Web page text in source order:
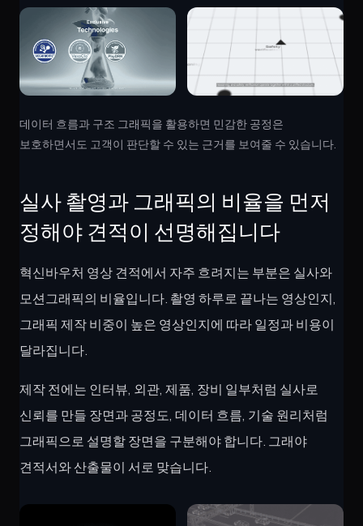
데이터 흐름과 구조 그래픽을 활용하면 민감한 공정은
보호하면서도 고객이 판단할 수 있는 근거를 보여줄 수 있습니다.
실사 촬영과 그래픽의 비율을 먼저
정해야 견적이 선명해집니다
혁신바우처 영상 견적에서 자주 흐려지는 부분은 실사와
모션그래픽의 비율입니다. 촬영 하루로 끝나는 영상인지,
그래픽 제작 비중이 높은 영상인지에 따라 일정과 비용이
달라집니다.
제작 전에는 인터뷰, 외관, 제품, 장비 일부처럼 실사로
신뢰를 만들 장면과 공정도, 데이터 흐름, 기술 원리처럼
그래픽으로 설명할 장면을 구분해야 합니다. 그래야
견적서와 산출물이 서로 맞습니다.